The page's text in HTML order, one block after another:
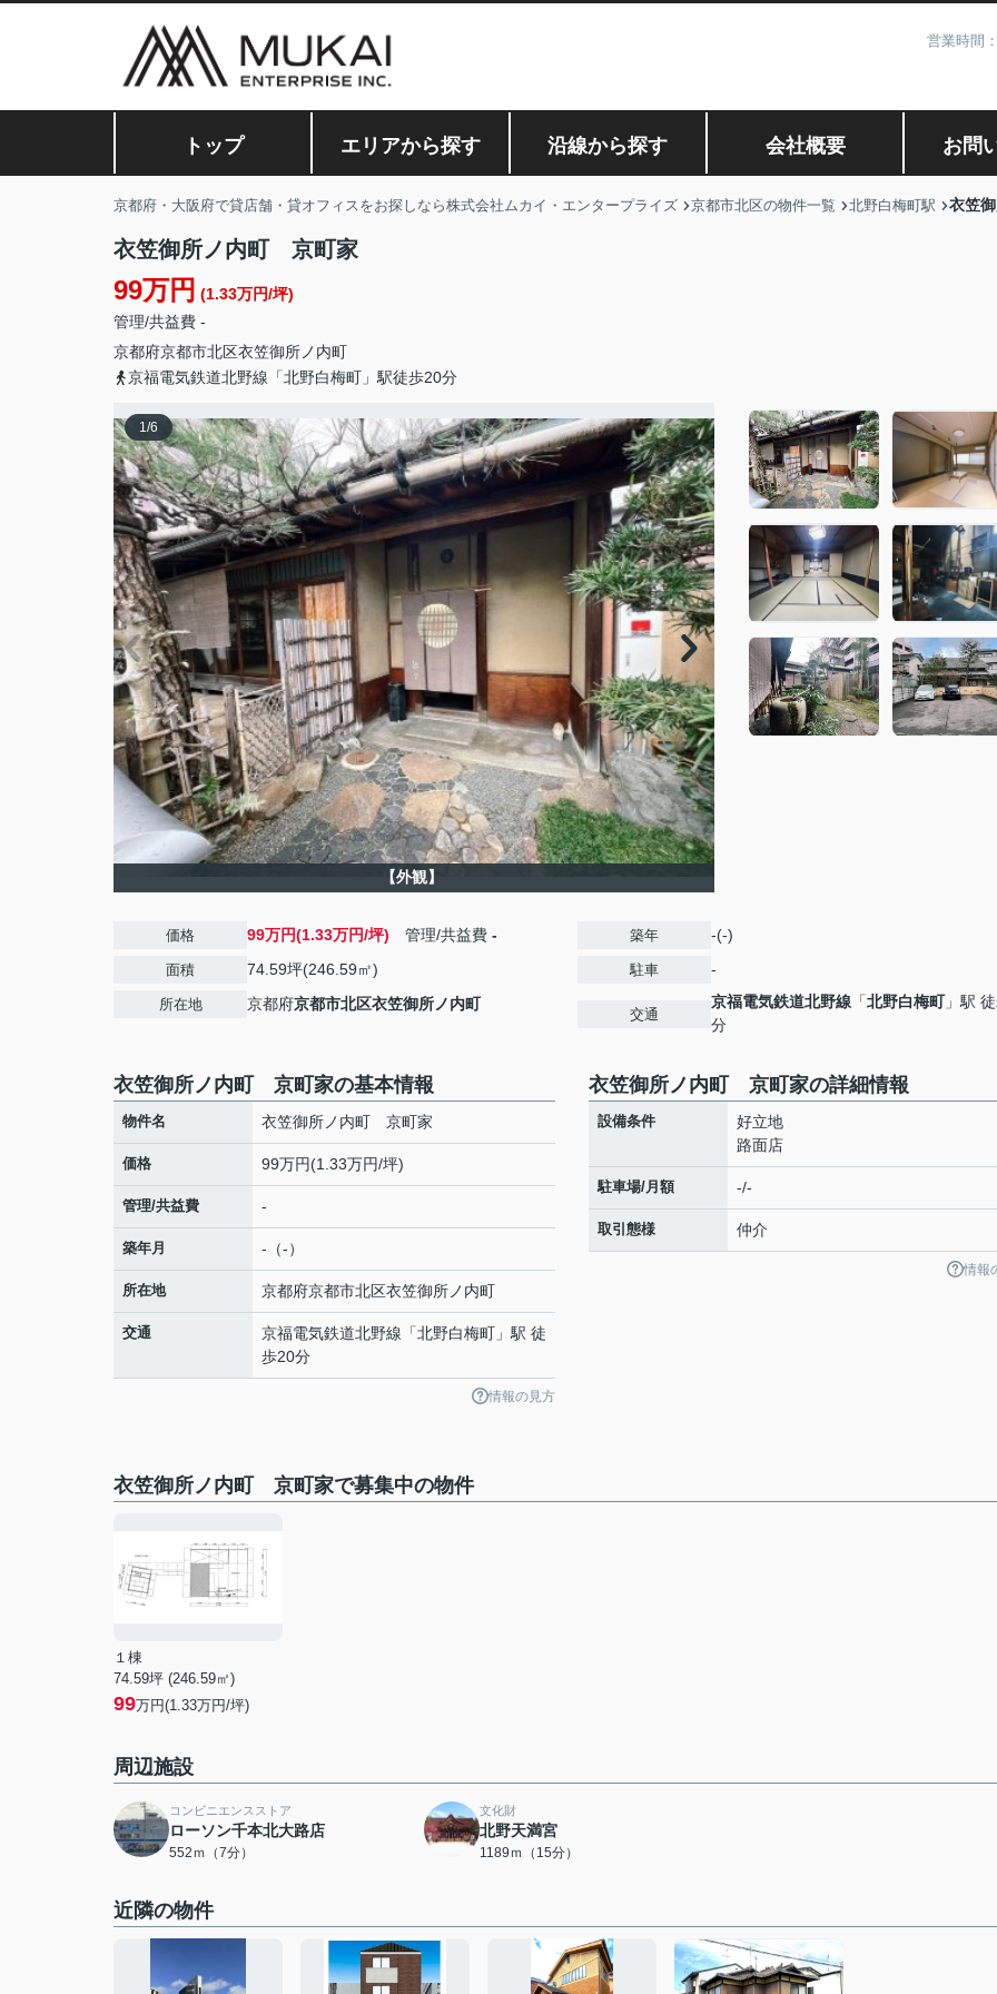
営業時間
トップ エリアから探す 沿線から探す 会社概要 お問
京都府・大阪府で貸店舗・貸オフィスをお探しなら株式会社ムカイ・エンタープライズ 京都市北区の物件一覧 北野白梅町駅 衣笠
衣笠御所ノ内町 京町家
99万円 (1.33万円/坪)
管理/共益費 -
京都府京都市北区衣笠御所ノ内町
京福電気鉄道北野線「北野白梅町」駅徒歩20分
1/6
【外観】
価格 99万円(1.33万円/坪) 管理/共益費 -
面積 74.59坪(246.59㎡)
所在地 京都府京都市北区衣笠御所ノ内町
築年 -(-)
駐車 -
交通
京福電気鉄道北野線 「北野白梅町」駅
分
衣笠御所ノ内町 京町家の基本情報
物件名 衣笠御所ノ内町 京町家
価格 99万円(1.33万円/坪)
管理/共益費 -
築年月 -（-）
所在地 京都府京都市北区衣笠御所ノ内町
交通 京福電気鉄道北野線 「北野白梅町 」駅 徒
歩20分
情報の見方
衣笠御所ノ内町 京町家の詳細情報
設備条件
好立地
路面店
駐車場/月額 -/-
取引態様 仲介
情報
衣笠御所ノ内町 京町家で募集中の物件
１棟
74.59坪 (246.59㎡)
99万円(1.33万円/坪)
周辺施設
コンビニエンスストア
ローソン千本北大路店
552ｍ（7分）
文化財
北野天満宮
1189ｍ（15分）
近隣の物件